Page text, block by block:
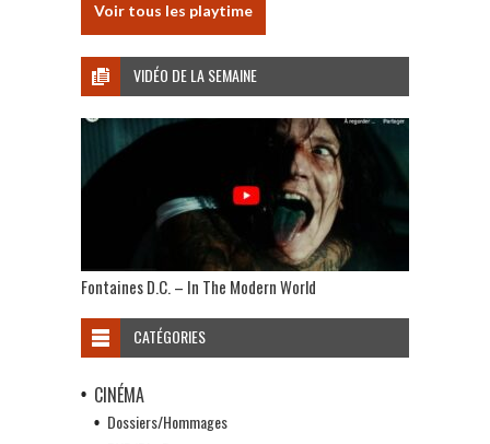
Voir tous les playtime
VIDÉO DE LA SEMAINE
Fontaines D.C. – In The Modern World
CATÉGORIES
CINÉMA
Dossiers/Hommages